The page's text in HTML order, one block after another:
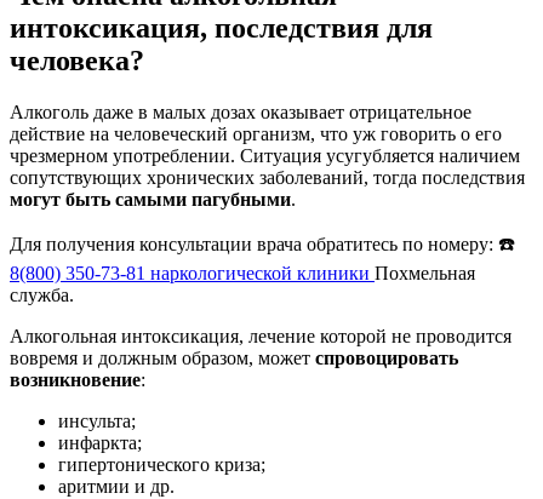
интоксикация, последствия для
человека?
Алкоголь даже в малых дозах оказывает отрицательное
действие на человеческий организм, что уж говорить о его
чрезмерном употреблении. Ситуация усугубляется наличием
сопутствующих хронических заболеваний, тогда последствия
могут быть самыми пагубными.
Для получения консультации врача обратитесь по номеру: ☎️
8(800) 350-73-81 наркологической клиники Похмельная
служба.
Алкогольная интоксикация, лечение которой не проводится
вовремя и должным образом, может спровоцировать
возникновение:
инсульта;
инфаркта;
гипертонического криза;
аритмии и др.